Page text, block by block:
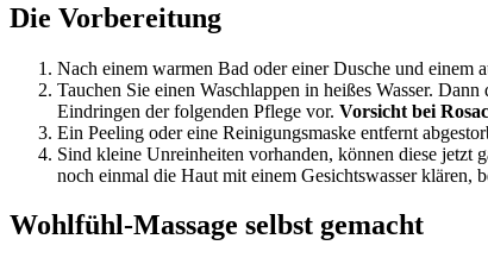
Die Vorbereitung
Nach einem warmen Bad oder einer Dusche und einem
Tauchen Sie einen Waschlappen in heißes Wasser.
Eindringen der folgenden Pflege vor. Vorsicht bei
Ein Peeling oder eine Reinigungsmaske entfernt
Sind kleine Unreinheiten vorhanden, können diese jetzt
noch einmal die Haut mit einem Gesichtswasser klären,
Wohlfühl-Massage selbst gemacht